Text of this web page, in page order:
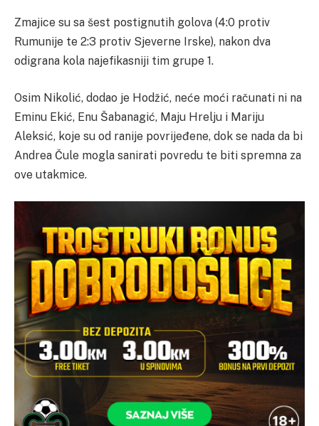
Zmajice su sa šest postignutih golova (4:0 protiv
Rumunije te 2:3 protiv Sjeverne Irske), nakon dva
odigrana kola najefikasniji tim grupe 1.
Osim Nikolić, dodao je Hodžić, neće moći računati ni na
Eminu Ekić, Enu Šabanagić, Maju Hrelju i Mariju
Aleksić, koje su od ranije povrijeđene, dok se nada da bi
Andrea Čule mogla sanirati povredu te biti spremna za
ove utakmice.